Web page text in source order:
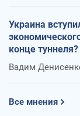
Украина
конце туннеля?
Вадим
Все мнения